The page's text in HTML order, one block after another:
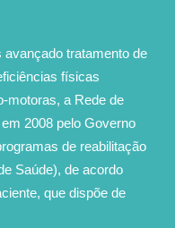
avançado tratamento de
físicas
motoras, a Rede de
2008 pelo Governo
de reabilitação
Saúde), de acordo
que dispõe de